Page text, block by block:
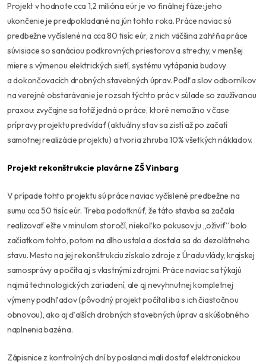
Projekt v hodnote cca 1,2 milióna eúr je vo finálnej fáze: jeho
ukončenie je predpokladané na jún tohto roka. Práce naviac sú
predbežne vyčíslené na cca 80 tisíc eúr, z nich väčšina zahŕňa práce
súvisiace so sanáciou podkrovných priestorov a strechy, v menšej
miere s výmenou elektrických sietí, systému vytápania budovy
a dokončovacích drobných stavebných úprav. Podľa slov odborníkov
na verejné obstarávanie je rozsah týchto prác v súlade so zaužívanou
praxou: zvyčajne sa totiž jedná o práce, ktoré nemožno v čase
prípravy projektu predvídať (aktuálny stav sa zistí až po začatí
samotnej realizácie projektu) a tvoria zhruba 10% všetkých nákladov.
Projekt rekonštrukcie plavárne ZŠ Vinbarg
V prípade tohto projektu sú práce naviac vyčíslené predbežne na
sumu cca 50 tisíc eúr. Treba podotknúť, že táto stavba sa začala
realizovať ešte v minulom storočí, niekoľko pokusov ju „oživiť“ bolo
začiatkom tohto, potom na dlho ustala a dostala sa do dezolátneho
stavu. Mesto na jej rekonštrukciu získalo zdroje z Úradu vlády, krajskej
samosprávy a počíta aj s vlastnými zdrojmi. Práce naviac sa týkajú
najmä technologických zariadení, ale aj nevyhnutnej kompletnej
výmeny podhľadov (pôvodný projekt počítal iba s ich čiastočnou
obnovou), ako aj ďalších drobných stavebných úprav a skúšobného
naplnenia bazéna.
Zápisnice z kontrolných dní by poslanci mali dostať elektronickou